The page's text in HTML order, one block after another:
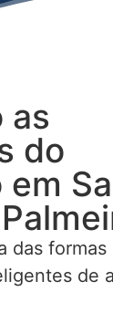
as
do
das formas
de